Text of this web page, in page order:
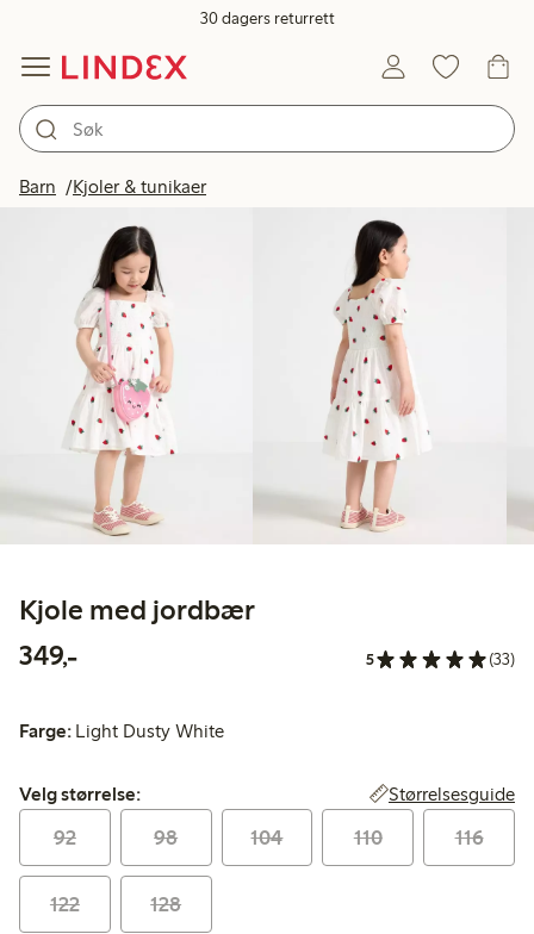
30 dagers returrett
Barn Kjoler & tunikaer
Kjole med jordbær
349,-349,00 kr 5 (33)
Farge: Light Dusty White
Velg størrelse:
Velg størrelse: Størrelsesguide
92 98 104 110 116
122 128